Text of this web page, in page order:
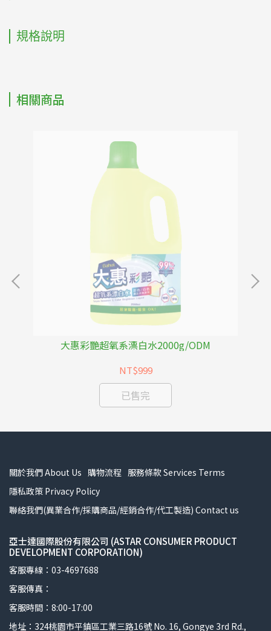
規格說明
相關商品
大惠彩艷超氧系漂白水2000g/ODM
NT$999
已售完
關於我們 About Us 購物流程 服務條款 Services Terms
隱私政策 Privacy Policy
聯絡我們(異業合作/採購商品/經銷合作/代工製造) Contact us
亞士達國際股份有限公司 (ASTAR CONSUMER PRODUCT
DEVELOPMENT CORPORATION)
客服專線：03-4697688
客服傳真：
客服時間：8:00-17:00
地址：324桃園市平鎮區工業三路16號 No. 16, Gongye 3rd Rd.,